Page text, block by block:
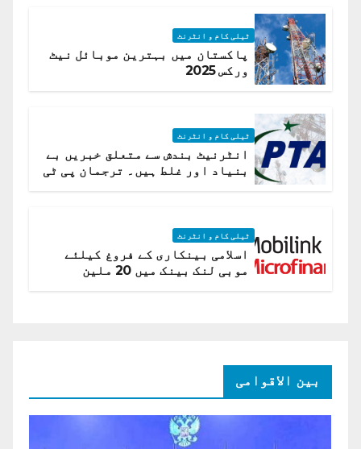
ٹیلی کام و انٹرنٹ
پاکستان میں بہترین موبائل نیٹ
ورکس 2025
ٹیلی کام و انٹرنٹ
انٹرنیٹ بندش سے متعلق خبریں بے
بنیاد اور غلط ہیں۔ ترجمان پی ٹی
ٹیلی کام و انٹرنٹ
اسلامی بینکاری کے فروغ کیلئے
موبی لنک بینک میں 20 ملین
بین الاقوامی